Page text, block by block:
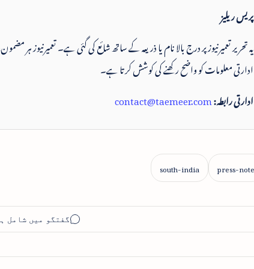
پریس ریلیز
یہ تحریر تعمیرنیوز پر درج بالا نام یا ذریعہ کے ساتھ شائع کی گئی ہے۔ تعمیرنیوز ہر
ادارتی معلومات کو واضح رکھنے کی کوشش کرتا ہے۔
ادارتی رابطہ:contact@taemeer.com